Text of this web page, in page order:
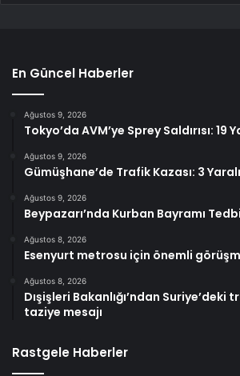
En Güncel Haberler
Ağustos 9, 2026
Tokyo’da AVM’ye Sprey Saldırısı: 19
Ağustos 9, 2026
Gümüşhane’de Trafik Kazası: 3 Yaralı
Ağustos 9, 2026
Beypazarı’nda Kurban Bayramı
Ağustos 8, 2026
Esenyurt metrosu için önemli
Ağustos 8, 2026
Dışişleri Bakanlığı’ndan Suriye’deki
taziye mesajı
Rastgele Haberler